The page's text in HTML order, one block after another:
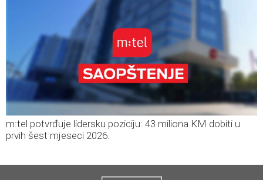
m:tel potvrđuje lidersku poziciju: 43 miliona KM dobiti u
prvih šest mjeseci 2026.